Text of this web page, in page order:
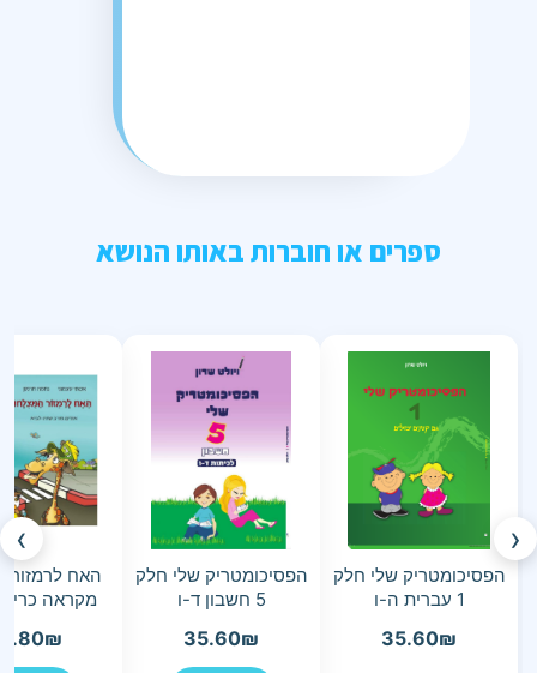
ספרים או חוברות באותו הנושא
‹
הפסיכומטריק שלי חלק
1 עברית ה-ו
35.60₪
הפסיכומטריק שלי חלק
5 חשבון ד-ו
35.60₪
האח לרמזור
מקראה
₪
›